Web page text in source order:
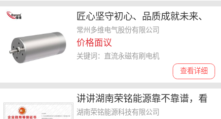
匠心坚守初心、品质成就未来、
服务赢得信赖——讲讲小型直流
永磁有刷电机怎么选择
常州多维电气股份有限公司
价格面议
查看详细
关键词：直流永磁有刷电机
讲讲湖南荣铭能源靠不靠谱，看
看用户对它的真实反馈
湖南荣铭能源科技有限公司